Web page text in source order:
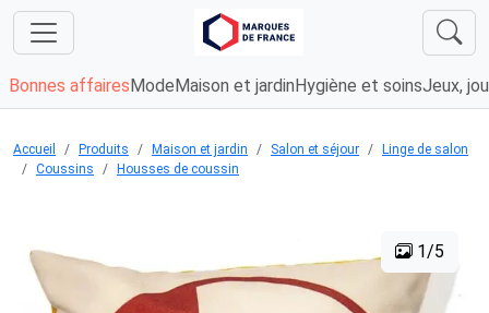
Bonnes affaires Mode Maison et jardin Hygiène et soinsJeux,
Accueil Produits Maison et jardin Salon et séjour
Linge de salon
Coussins
Housses de coussin
1/5